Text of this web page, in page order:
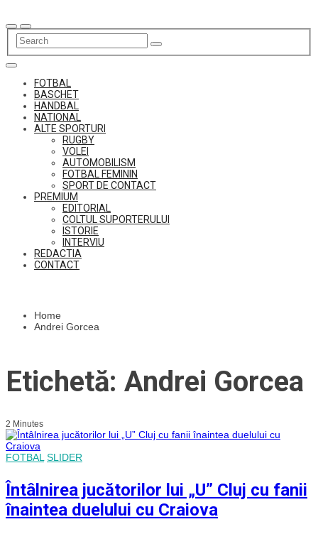
to
content
FOTBAL
BASCHET
HANDBAL
NATIONAL
ALTE SPORTURI
RUGBY
VOLEI
AUTOMOBILISM
FOTBAL FEMININ
SPORT DE CONTACT
PREMIUM
EDITORIAL
COLTUL SUPORTERULUI
ISTORIE
INTERVIU
REDACTIA
CONTACT
Home
Andrei Gorcea
Etichetă: Andrei Gorcea
2 Minutes
FOTBAL SLIDER
Întâlnirea jucătorilor lui „U” Cluj cu fanii
înaintea duelului cu Craiova